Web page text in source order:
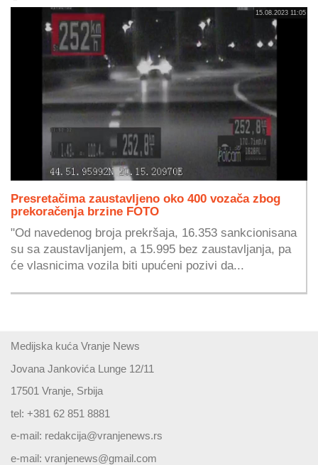
15.08.2023 11:05
Presretačima zaustavljeno oko 400 vozača zbog
prekoračenja brzine FOTO
"Od navedenog broja prekršaja, 16.353 sankcionisana
su sa zaustavljanjem, a 15.995 bez zaustavljanja, pa
će vlasnicima vozila biti upućeni pozivi da...
Medijska kuća Vranje News
Jovana Jankovića Lunge 12/11
17501 Vranje, Srbija
tel: +381 62 851 8881
e-mail: redakcija@vranjenews.rs
e-mail: vranjenews@gmail.com